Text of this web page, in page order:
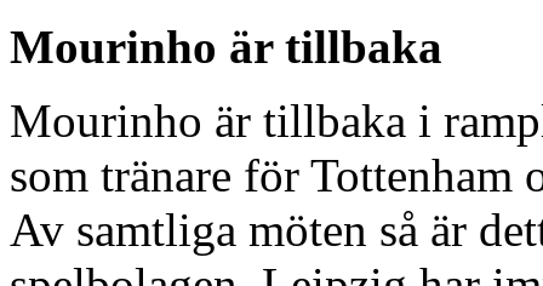
Mourinho är tillbaka
Mourinho är tillbaka i
som tränare för
Av samtliga möten så är